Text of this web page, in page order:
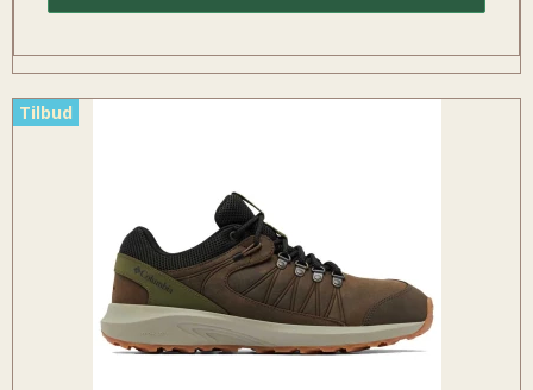
Tilbud